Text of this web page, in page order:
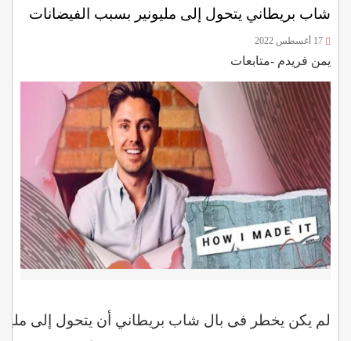
شاب بريطاني يتحول إلى مليونير بسبب الفيضانات
يمن فريدم -متابعات
لم يكن يخطر فى بال شاب بريطاني أن يتحول إلى